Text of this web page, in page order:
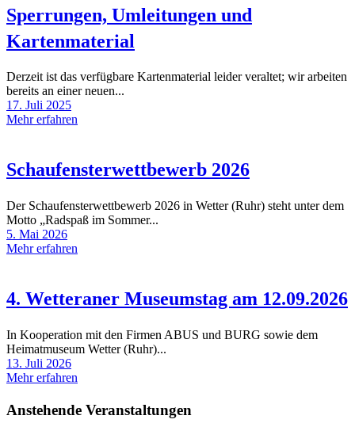
Sperrungen, Umleitungen und
Kartenmaterial
Derzeit ist das verfügbare Kartenmaterial leider veraltet; wir arbeiten
bereits an einer neuen
17. Juli 2025
Mehr erfahren
Schaufensterwettbewerb 2026
Der Schaufensterwettbewerb 2026 in Wetter (Ruhr) steht unter dem
Motto „Radspaß im Sommer
5. Mai 2026
Mehr erfahren
4. Wetteraner Museumstag am 12.09.2026
In Kooperation mit den Firmen ABUS und BURG sowie dem
Heimatmuseum Wetter (Ruhr)
13. Juli 2026
Mehr erfahren
Anstehende Veranstaltungen